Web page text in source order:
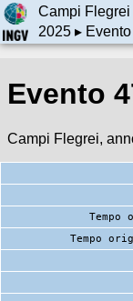
Campi Flegrei
2025▸
Evento
Campi Flegrei,
Tempo
Tempo